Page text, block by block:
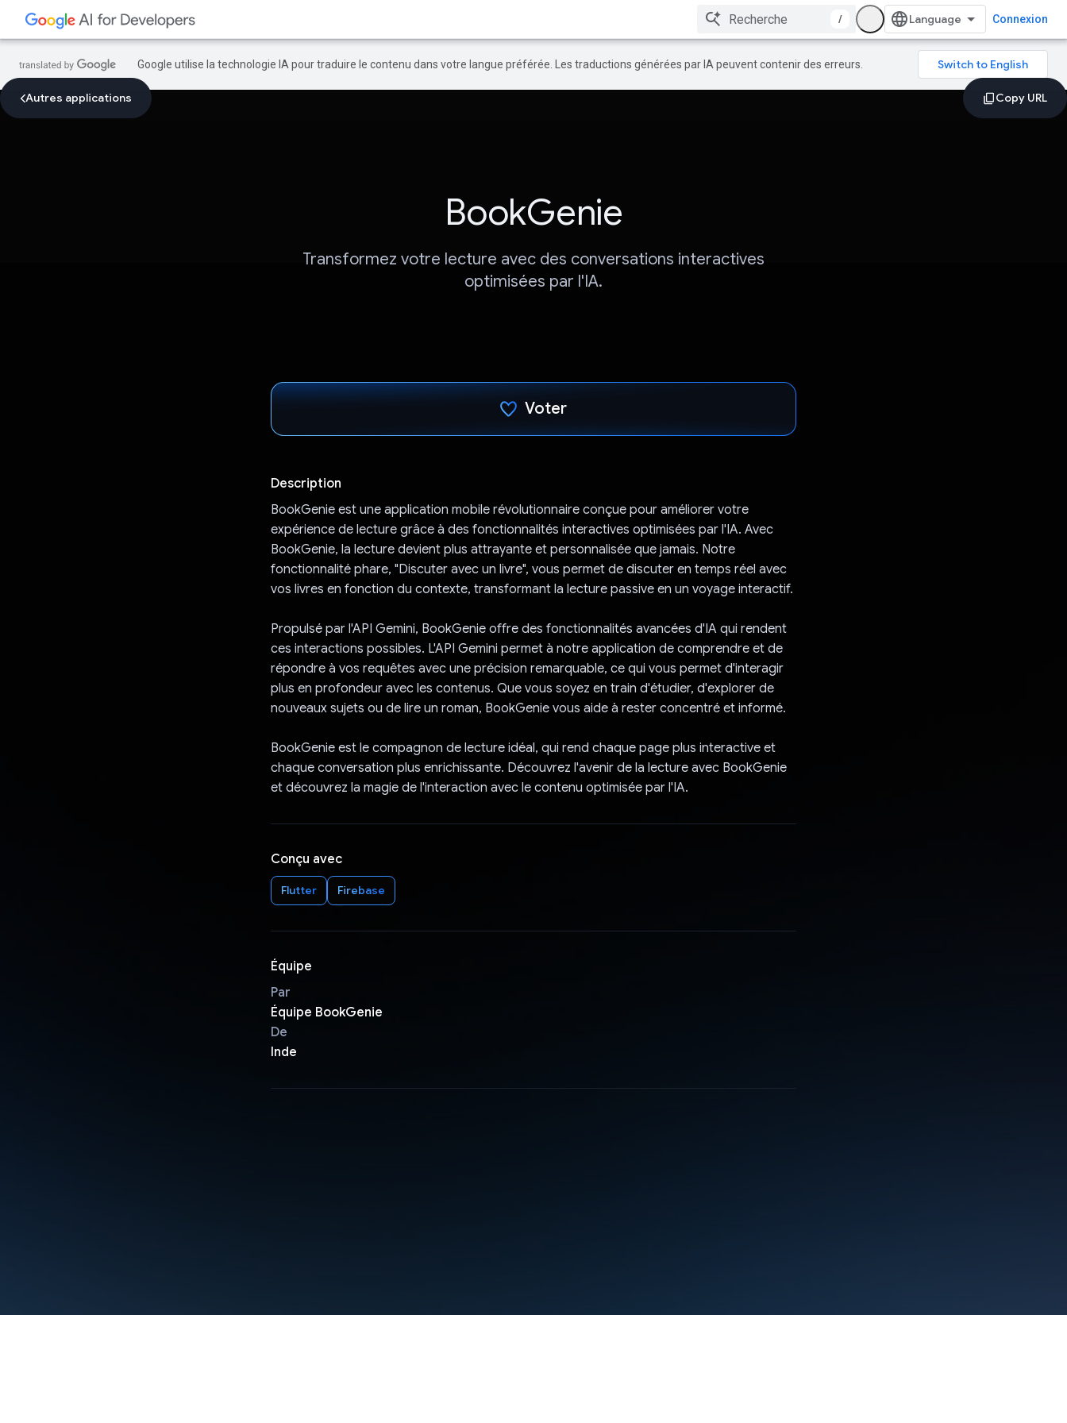
/ Connexion
Google utilise la technologie IA pour traduire le contenu dans votre langue préférée. Les traductions générées par IA peuvent contenir des erreurs.
Autres applications
BookGenie
Transformez votre lecture avec des conversations interactives
optimisées par l'IA.
Voter
Description
BookGenie est une application mobile révolutionnaire conçue pour améliorer votre
expérience de lecture grâce à des fonctionnalités interactives optimisées par l'IA. Avec
BookGenie, la lecture devient plus attrayante et personnalisée que jamais. Notre
fonctionnalité phare, "Discuter avec un livre", vous permet de discuter en temps réel avec
vos livres en fonction du contexte, transformant la lecture passive en un voyage interactif.
Propulsé par l'API Gemini, BookGenie offre des fonctionnalités avancées d'IA qui rendent
ces interactions possibles. L'API Gemini permet à notre application de comprendre et de
répondre à vos requêtes avec une précision remarquable, ce qui vous permet d'interagir
plus en profondeur avec les contenus. Que vous soyez en train d'étudier, d'explorer de
nouveaux sujets ou de lire un roman, BookGenie vous aide à rester concentré et informé.
BookGenie est le compagnon de lecture idéal, qui rend chaque page plus interactive et
chaque conversation plus enrichissante. Découvrez l'avenir de la lecture avec BookGenie
et découvrez la magie de l'interaction avec le contenu optimisée par l'IA.
Conçu avec
Flutter Firebase
Équipe
Par
Équipe BookGenie
De
Inde